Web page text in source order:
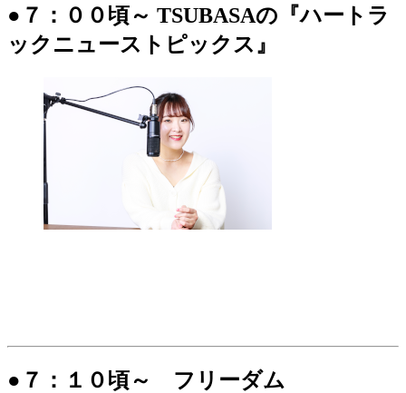
●７：００頃～ TSUBASAの『ハートラ
ックニューストピックス』
●７：１０頃～ フリーダム